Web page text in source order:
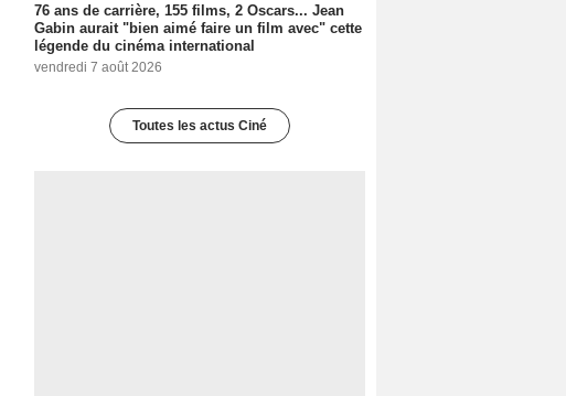
76 ans de carrière, 155 films, 2 Oscars... Jean
Gabin aurait "bien aimé faire un film avec" cette
légende du cinéma international
vendredi 7 août 2026
Toutes les actus Ciné